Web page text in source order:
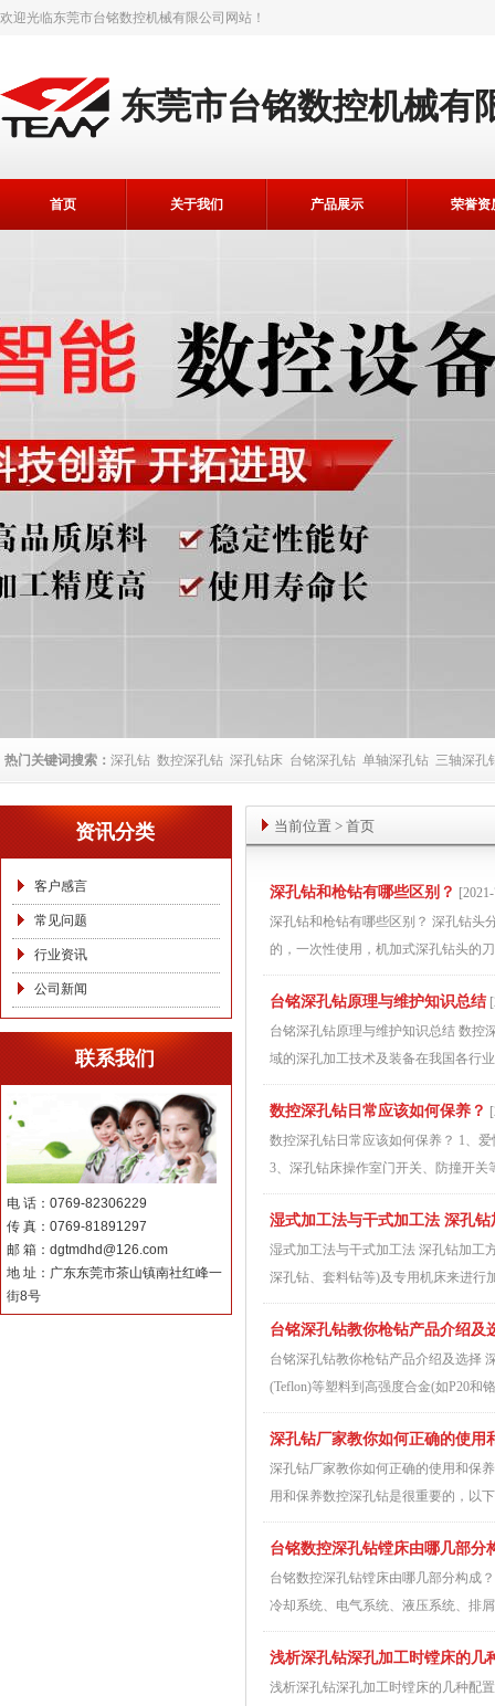
欢迎光临东莞市台铭数控机械有限公司 网站！
东莞市台铭数控机械有
首页 关于我们 产品展示 荣誉资
热门关键词搜索： 深孔钻 数控深孔钻 深孔钻床 台铭深孔钻 单轴深孔钻 三轴深孔
资讯分类
客户感言
常见问题
行业资讯
公司新闻
联系我们
电 话：0769-82306229
传 真：0769-81891297
邮 箱：dgtmdhd@126.com
地 址：广东东莞市茶山镇南社红峰一
街8号
当前位置 > 首页
深孔钻和枪钻有哪些区别？
深孔钻和枪钻有哪些区别？ 深孔钻头
的，一次性使用，机加式深孔钻头的
台铭深孔钻原理与维护知识总结
台铭深孔钻原理与维护知识总结 数控
域的深孔加工技术及装备在我国各行
数控深孔钻日常应该如何保养？
数控深孔钻日常应该如何保养？ 1、
3、深孔钻床操作室门开关、防撞开
湿式加工法与干式加工法 深孔
湿式加工法与干式加工法 深孔钻加工
深孔钻、套料钻等)及专用机床来进行
台铭深孔钻教你枪钻产品介绍及
台铭深孔钻教你枪钻产品介绍及选择
(Teflon)等塑料到高强度合金(如P20和
深孔钻厂家教你如何正确的使用
深孔钻厂家教你如何正确的使用和保
用和保养数控深孔钻是很重要的，以
台铭数控深孔钻镗床由哪几部分
台铭数控深孔钻镗床由哪几部分构成
冷却系统、电气系统、液压系统、
浅析深孔钻深孔加工时镗床的几
浅析深孔钻深孔加工时镗床的几种配